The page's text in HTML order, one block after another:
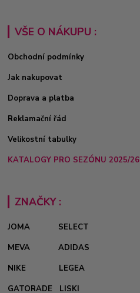
VŠE O NÁKUPU :
Obchodní podmínky
Jak nakupovat
Doprava a platba
Reklamační řád
Velikostní tabulky
KATALOGY PRO SEZÓNU 2025/26
ZNAČKY :
JOMA
SELECT
MEVA
ADIDAS
NIKE
LEGEA
GATORADE
LISKI